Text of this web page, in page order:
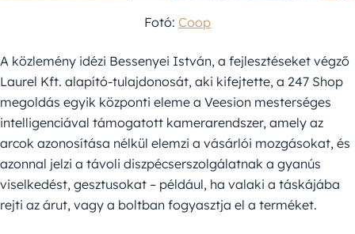
Fotó: Coop
A közlemény idézi Bessenyei István, a fejlesztéseket végző
Laurel Kft. alapító-tulajdonosát, aki kifejtette, a 247 Shop
megoldás egyik központi eleme a Veesion mesterséges
intelligenciával támogatott kamerarendszer, amely az
arcok azonosítása nélkül elemzi a vásárlói mozgásokat, és
azonnal jelzi a távoli diszpécserszolgálatnak a gyanús
viselkedést, gesztusokat – például, ha valaki a táskájába
rejti az árut, vagy a boltban fogyasztja el a terméket.